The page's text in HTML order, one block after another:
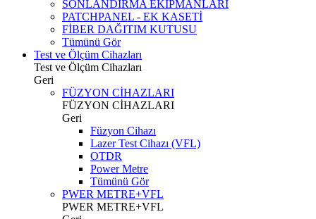
SONLANDIRMA EKİPMANLARI
PATCHPANEL - EK KASETİ
FİBER DAĞITIM KUTUSU
Tümünü Gör
Test ve Ölçüm Cihazları
Test ve Ölçüm Cihazları
Geri
FÜZYON CİHAZLARI
FÜZYON CİHAZLARI
Geri
Füzyon Cihazı
Lazer Test Cihazı (VFL)
OTDR
Power Metre
Tümünü Gör
PWER METRE+VFL
PWER METRE+VFL